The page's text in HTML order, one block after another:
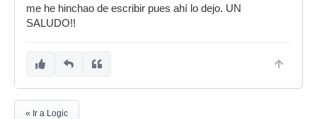
me he hinchao de escribir pues ahí lo dejo. UN
SALUDO!!
« Ir a Logic